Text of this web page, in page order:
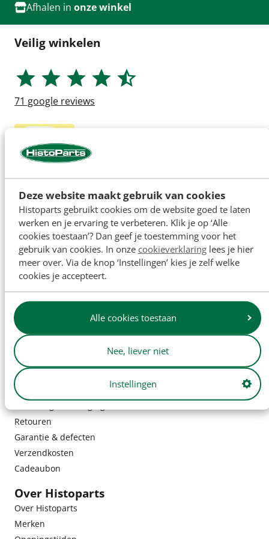
Deze website maakt gebruik van cookies
Histoparts gebruikt cookies om de website goed te laten
werken en je ervaring te verbeteren. Klik je op ‘Alle
cookies toestaan’? Dan geef je toestemming voor het
gebruik van cookies. In onze cookieverklaringlees je hier
meer over. Via de knop ‘Instellingen’ kies je zelf welke
cookies je accepteert.
Alle cookies toestaan
Nee, liever niet
Instellingen
Afhalen in onze winkel
Veilig winkelen
71 google reviews
Klantenservice
Retouren
Garantie & defecten
Verzendkosten
Cadeaubon
Over Histoparts
Over Histoparts
Merken